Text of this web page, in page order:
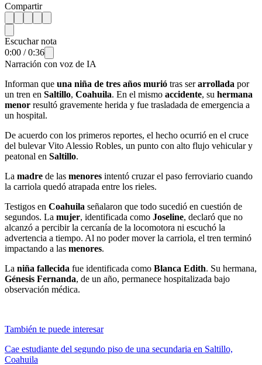
Compartir
Escuchar nota
0:00 /0:36
Narración con voz de IA
Informan que una niña de tres años murió tras serarrollada por
un tren en Saltillo, Coahuila. En el mismo accidente, su hermana
menor resultó gravemente herida y fue trasladada de emergencia a
un hospital.
De acuerdo con los primeros reportes, el hecho ocurrió en el cruce
del bulevar Vito Alessio Robles, un punto con alto flujo vehicular y
peatonal en Saltillo.
La madre de las menores intentó cruzar el paso ferroviario cuando
la carriola quedó atrapada entre los rieles.
Testigos en Coahuila señalaron que todo sucedió en cuestión de
segundos. La mujer, identificada como Joseline, declaró que no
alcanzó a percibir la cercanía de la locomotora ni escuchó la
advertencia a tiempo. Al no poder mover la carriola, el tren terminó
impactando a las menores.
La niña fallecida fue identificada como Blanca Edith. Su hermana,
Génesis Fernanda, de un año, permanece hospitalizada bajo
observación médica.
También te puede interesar
Cae estudiante del segundo piso de una secundaria en Saltillo,
Coahuila